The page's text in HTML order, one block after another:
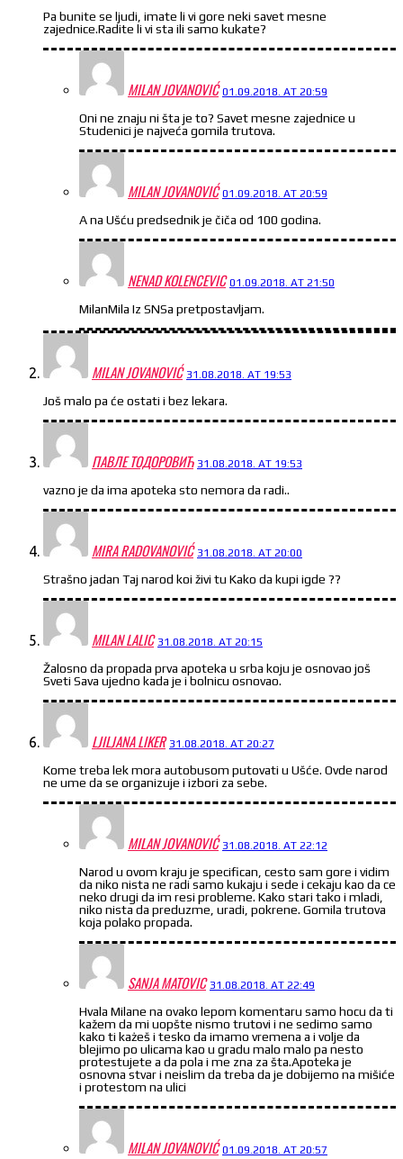
Pa bunite se ljudi, imate li vi gore neki savet mesne
zajednice.Radite li vi sta ili samo kukate?
MILAN JOVANOVIĆ 01.09.2018. AT 20:59
Oni ne znaju ni šta je to? Savet mesne zajednice u
Studenici je najveća gomila trutova.
MILAN JOVANOVIĆ 01.09.2018. AT 20:59
A na Ušću predsednik je čiča od 100 godina.
NENAD KOLENCEVIC 01.09.2018. AT 21:50
MilanMila Iz SNSa pretpostavljam.
MILAN JOVANOVIĆ 31.08.2018. AT 19:53
Još malo pa će ostati i bez lekara.
ПАВЛЕ ТОДОРОВИЋ 31.08.2018. AT 19:53
vazno je da ima apoteka sto nemora da radi..
MIRA RADOVANOVIĆ 31.08.2018. AT 20:00
Strašno jadan Taj narod koi živi tu Kako da kupi igde ??
MILAN LALIC 31.08.2018. AT 20:15
Žalosno da propada prva apoteka u srba koju je osnovao još
Sveti Sava ujedno kada je i bolnicu osnovao.
LJILJANA LIKER 31.08.2018. AT 20:27
Kome treba lek mora autobusom putovati u Ušće. Ovde narod
ne ume da se organizuje i izbori za sebe.
MILAN JOVANOVIĆ 31.08.2018. AT 22:12
Narod u ovom kraju je specifican, cesto sam gore i vidim
da niko nista ne radi samo kukaju i sede i cekaju kao da ce
neko drugi da im resi probleme. Kako stari tako i mladi,
niko nista da preduzme, uradi, pokrene. Gomila trutova
koja polako propada.
SANJA MATOVIC 31.08.2018. AT 22:49
Hvala Milane na ovako lepom komentaru samo hocu da ti
kažem da mi uopšte nismo trutovi i ne sedimo samo
kako ti każeš i tesko da imamo vremena a i volje da
blejimo po ulicama kao u gradu malo malo pa nesto
protestujete a da pola i me zna za šta.Apoteka je
osnovna stvar i neislim da treba da je dobijemo na mišiće
i protestom na ulici
MILAN JOVANOVIĆ 01.09.2018. AT 20:57